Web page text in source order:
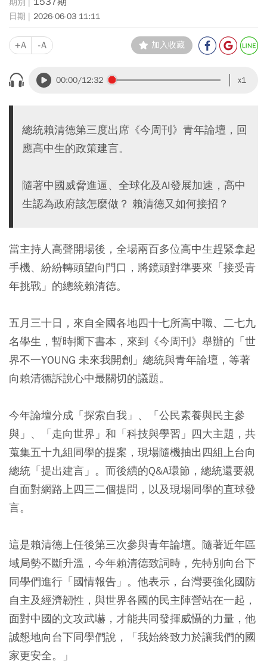
2026-06-03 11:11
+A -A 加入收藏
00:00/12:32 x1
總統賴清德第三度出席《今周刊》青年論壇，回
應高中生的政策建言。
隨著中國威脅進逼、全球化及AI發展加速，高中
生認為政府該怎麼做？ 賴清德又如何接招？
當主持人高聲開場後，全場兩百多位高中生趕緊拿起
手機、紛紛轉頭望向門口，將鏡頭對準要來「接受青
年挑戰」的總統賴清德。
五月三十日，來自全國各地四十七所高中職、二七九
名學生，暫時擱下書本，來到《今周刊》舉辦的「世
界不一YOUNG 未來我開創」總統與青年論壇，等著
向賴清德訴說心中最關切的議題。
今年論壇分成「探索自我」、「公民素養與民主參
與」、「走向世界」和「科技與學習」四大主題，共
蒐集五十九組同學的提案，現場隨機抽出四組上台向
總統「提出建言」。而後續的Q&A環節，總統還要親
自面對網路上四三二個提問，以及現場同學的直球發
言。
這是賴清德上任後第三次參與青年論壇。隨著近年區
域局勢不斷升溫，今年賴清德致詞時，先特別向台下
同學們進行「國情報告」。他表示，台灣要強化國防
自主及經濟韌性，與世界各國的民主陣營站在一起，
面對中國的文攻武嚇，才能共同發揮威懾的力量，他
誠懇地向台下同學們說，「我始終致力於讓我們的國
家更安全。」